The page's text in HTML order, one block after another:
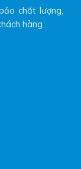
chất lượng,
hàng .